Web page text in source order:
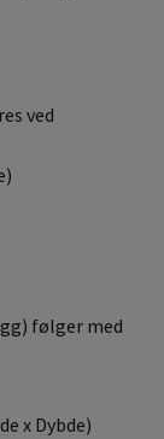
ved
følger med
x Dybde)